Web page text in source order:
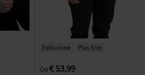
Exkluzívne Plus Size
Od € 53,99